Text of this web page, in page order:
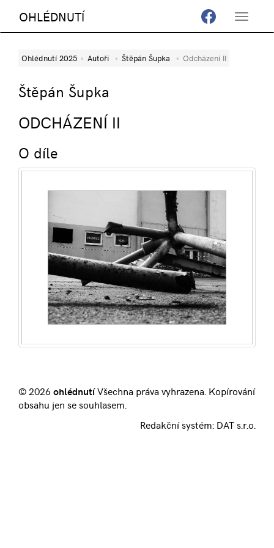
Toggle
OHLÉDNUTÍ
Ohlédnutí 2025 Autoři Štěpán Šupka Odcházení II
Štěpán Šupka
ODCHÁZENÍ II
O díle
© 2026ohlédnutíVšechna práva vyhrazena. Kopírování
obsahu jen se souhlasem.
Redakční systém: DAT s.r.o.